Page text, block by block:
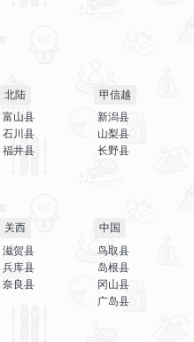
北陆
富山县
石川县
福井县
甲信越
新潟县
山梨县
长野县
关西
滋贺县
兵库县
奈良县
中国
鸟取县
岛根县
冈山县
广岛县